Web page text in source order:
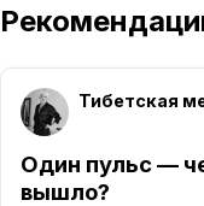
Один пульс —
вышло?